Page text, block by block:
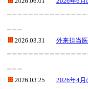
---
2026.03.31 外来担当
---
2026.03.25 2026年4